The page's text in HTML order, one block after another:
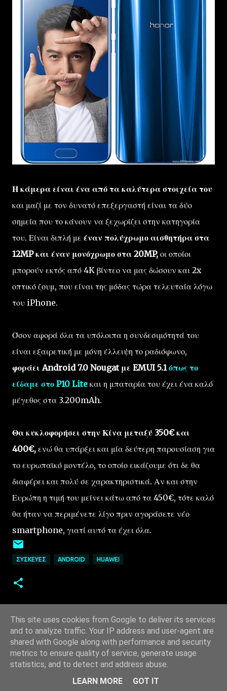
Η κάμερα είναι ένα από τα καλύτερα στοιχεία του
και μαζί με τον δυνατό επεξεργαστή είναι τα δύο
σημεία που το κάνουν να ξεχωρίζει στην κατηγορία
του. Είναι διπλή με έναν πολύχρωμο αισθητήρα στα
12MP και έναν μονόχρωμο στα 20MP, οι οποίοι
μπορούν εκτός από 4K βίντεο να μας δώσουν και 2x
οπτικό ζουμ, που είναι της μόδας τώρα τελευταία λόγω
του iPhone.
Όσον αφορά όλα τα υπόλοιπα η συνδεσιμότητά του
είναι εξαιρετική με μόνη έλλειψη το ραδιόφωνο,
φοράει Android 7.0 Nougat με EMUI 5.1 όπως το
είδαμε στο P10 Lite και η μπαταρία του έχει ένα καλό
μέγεθος στα 3.200mAh.
Θα κυκλοφορήσει στην Κίνα μεταξύ 350€ και
400€, ενώ θα υπάρξει και μία δεύτερη παρουσίαση για
το ευρωπαϊκό μοντέλο, το οποίο εικάζουμε ότι δε θα
διαφέρει και πολύ σε χαρακτηριστικά. Αν και στην
Ευρώπη η τιμή του μείνει κάτω από τα 450€, τότε καλό
θα ήταν να περιμένετε λίγο πριν αγοράσετε νέο
smartphone, γιατί αυτό τα έχει όλα.
ΣΥΣΚΕΥΈΣ ANDROID HUAWEI
Από το Blogger
This site uses cookies from Google to deliver its services
and to analyze traffic. Your IP address and user-agent are
shared with Google along with performance and security
metrics to ensure quality of service, generate usage
statistics, and to detect and address abuse.
LEARN MORE
GOT IT